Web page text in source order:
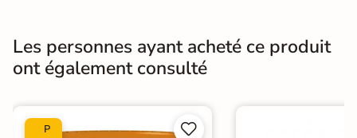
Plancher
Chauffant
Non
Les personnes ayant acheté ce produit
ont également consulté
P

